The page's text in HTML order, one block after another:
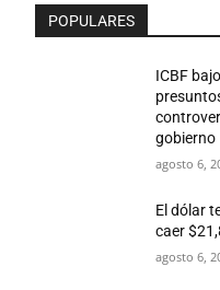
POPULARES
ICBF
gobierno
agosto 6,
El dólar
caer
agosto 6,